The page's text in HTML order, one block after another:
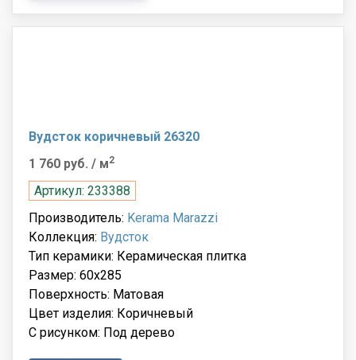
Вудсток коричневый 26320
1 760 руб. / м2
Артикул: 233388
Производитель: Kerama Marazzi
Коллекция: Вудсток
Тип керамики: Керамическая плитка
Размер: 60x285
Поверхность: Матовая
Цвет изделия: Коричневый
С рисунком: Под дерево